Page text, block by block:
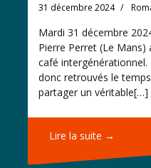
31 décembre 2024
Mardi 31 décembre
Pierre Perret (Le Mans)
café
donc retrouvés le
partager un véritable[…]
Lire la suite →